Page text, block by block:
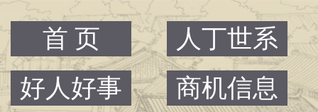
首 页
人丁世系
好人好事
商机信息